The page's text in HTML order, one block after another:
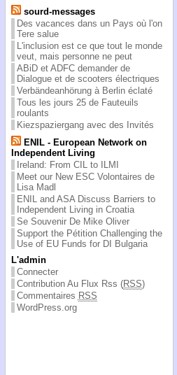
sourd-messages
Des vacances dans un Pays où l'on
Tere salue
L'inclusion est ce que tout le monde
veut, mais personne ne peut
ABiD et ADFC demander de
Dialogue et de scooters électriques
Verbändeanhörung à Berlin éclaté
Tous les jours 25 de Fauteuils
roulants
Kiezspaziergang avec des Invités
ENIL - European Network on
Independent Living
Ireland: From CIL to ILMI
Meet our New ESC Volontaires de
Lisa Madl
ENIL and ASA Discuss Barriers to
Independent Living in Croatia
Se Souvenir De Mike Oliver
Support the Pétition Challenging the
Use of EU Funds for DI Bulgaria
L'admin
Connecter
Contribution Au Flux Rss (RSS)
Commentaires RSS
WordPress.org